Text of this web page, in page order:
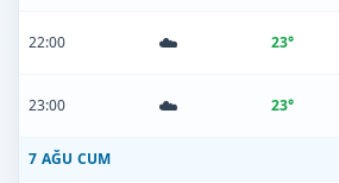
22:00 ☁️ 23°
23:00 ☁️ 23°
7 AĞU CUM